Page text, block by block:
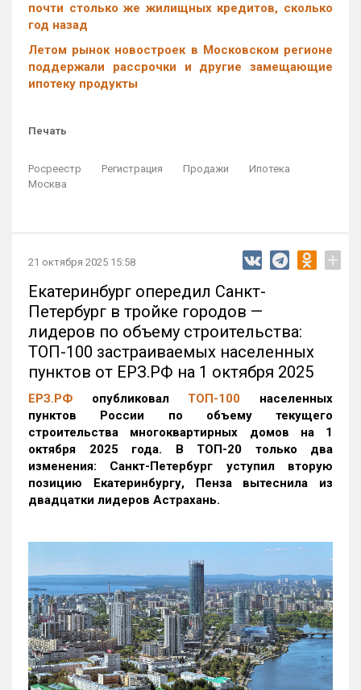
почти столько же жилищных кредитов, сколько
год назад
Летом рынок новостроек в Московском регионе
поддержали рассрочки и другие замещающие
ипотеку продукты
Печать
Росреестр Регистрация Продажи
Ипотека
Москва
21 октября 2025 15:58 +
Екатеринбург опередил Санкт-
Петербург в тройке городов —
лидеров по объему строительства:
ТОП-100 застраиваемых населенных
пунктов от ЕРЗ.РФ на 1 октября 2025
ЕРЗ.РФ опубликовал ТОП-100 населенных
пунктов России по объему текущего
строительства многоквартирных домов на 1
октября 2025 года. В ТОП-20 только два
изменения: Санкт-Петербург уступил вторую
позицию Екатеринбургу, Пенза вытеснила из
двадцатки лидеров Астрахань.